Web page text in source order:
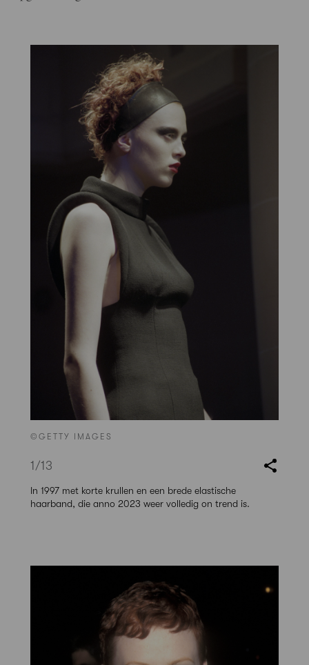
©GETTY IMAGES
1/13
In 1997 met korte krullen en een brede elastische
haarband, die anno 2023 weer volledig on trend is.